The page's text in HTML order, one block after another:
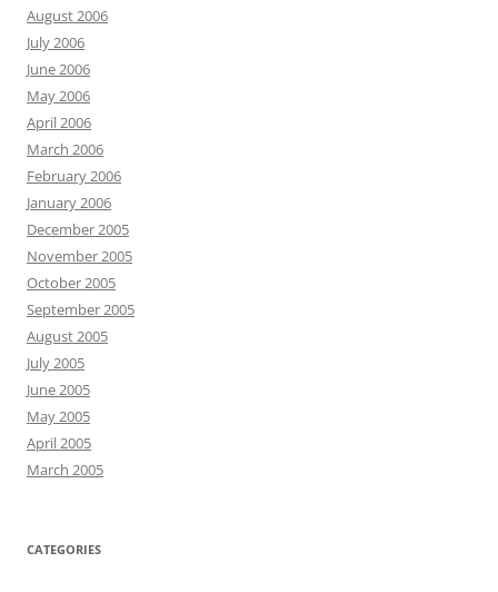
August 2006
July 2006
June 2006
May 2006
April 2006
March 2006
February 2006
January 2006
December 2005
November 2005
October 2005
September 2005
August 2005
July 2005
June 2005
May 2005
April 2005
March 2005
CATEGORIES